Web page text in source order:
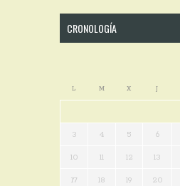
CRONOLOGÍA
L M X J
3 4 5 6
10 11 12 13
17 18 19 20